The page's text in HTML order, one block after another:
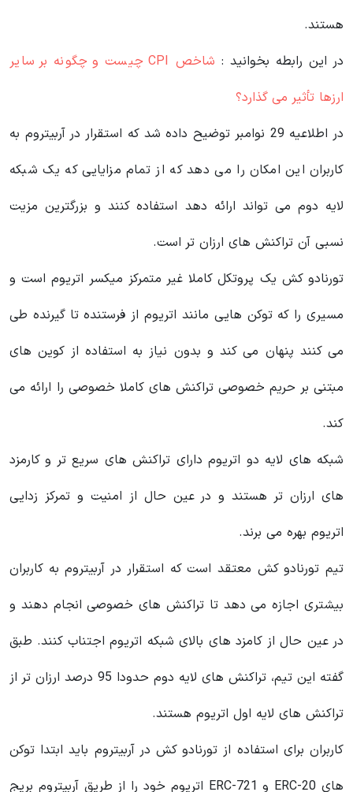
هستند.
در این رابطه بخوانید‌ :
شاخص CPI چیست و چگونه بر سایر
ارزها تأثیر می گذارد؟
در اطلاعیه 29 نوامبر توضیح داده شد که استقرار در آربیتروم به
کاربران این امکان را می دهد که از تمام مزایایی که یک شبکه
لایه دوم می تواند ارائه دهد استفاده کنند و بزرگترین مزیت
نسبی آن تراکنش های ارزان تر است.
تورنادو کش یک پروتکل کاملا غیر متمرکز میکسر اتریوم است و
مسیری را که توکن‌ هایی مانند اتریوم از فرستنده تا گیرنده طی
می‌ کنند پنهان می‌ کند و بدون نیاز به استفاده از کوین های
مبتنی بر حریم خصوصی تراکنش‌ های کاملا خصوصی را ارائه می‌
کند.
شبکه‌ های لایه دو اتریوم دارای تراکنش‌ های سریع‌ تر و کارمزد
های ارزان‌ تر هستند و در عین حال از امنیت و تمرکز زدایی
اتریوم بهره می‌ برند.
تیم تورنادو کش معتقد است که استقرار در آربیتروم به کاربران
بیشتری اجازه می‌ دهد تا تراکنش‌ های خصوصی انجام دهند و
در عین حال از کامزد های بالای شبکه اتریوم اجتناب کنند. طبق
گفته این تیم، تراکنش های لایه دوم حدودا 95 درصد ارزان تر از
تراکنش های لایه اول اتریوم هستند.
کاربران برای استفاده از تورنادو کش در آربیتروم باید ابتدا توکن
های ERC-20 و ERC-721 اتریوم خود را از طریق آربیتروم بریج